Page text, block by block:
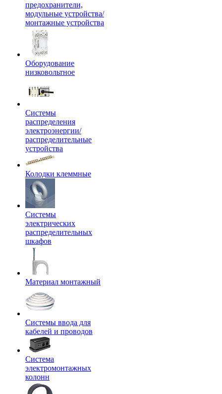
предохранители,
модульные устройства/
монтажные устройства
Оборудование
низковольтное
Системы
распределения
электроэнергии/
распределительные
устройства
Колодки клеммные
Системы
электрических
распределительных
шкафов
Материал монтажный
Системы ввода для
кабелей и проводов
Система
электромонтажных
колонн